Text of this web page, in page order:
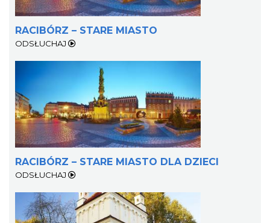
RACIBÓRZ – STARE MIASTO
ODSŁUCHAJ
RACIBÓRZ – STARE MIASTO DLA DZIECI
ODSŁUCHAJ